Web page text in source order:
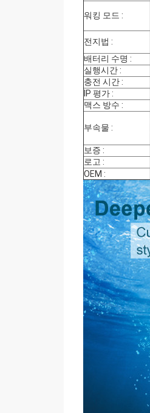
워킹 모드 :
전지법 :
배터리 수명 :
실행시간 :
충전 시간 :
IP 평가 :
맥스 방수 :
부속물 :
보증 :
로고 :
OEM :